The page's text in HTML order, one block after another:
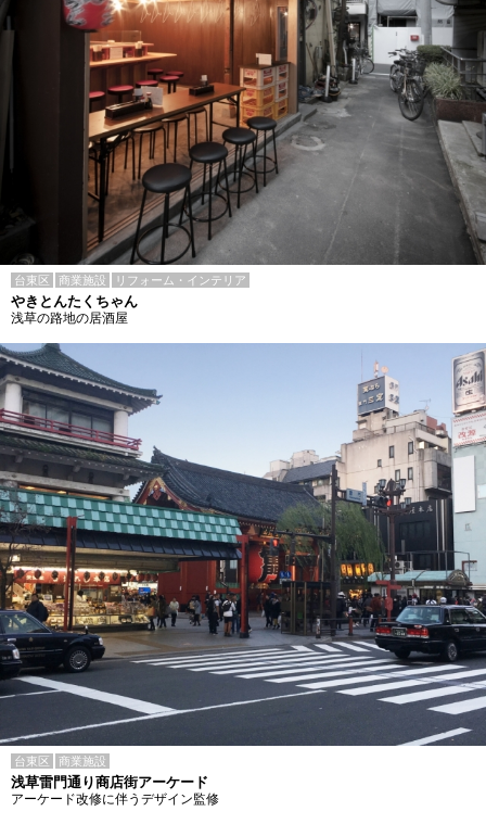
台東区 商業施設 リフォーム・インテリア
やきとんたくちゃん
浅草の路地の居酒屋
台東区 商業施設
浅草雷門通り商店街アーケード
アーケード改修に伴うデザイン監修